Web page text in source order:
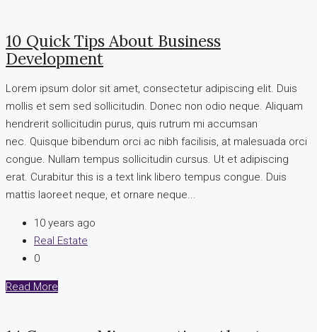
10 Quick Tips About Business
Development
Lorem ipsum dolor sit amet, consectetur adipiscing elit. Duis
mollis et sem sed sollicitudin. Donec non odio neque. Aliquam
hendrerit sollicitudin purus, quis rutrum mi accumsan
nec. Quisque bibendum orci ac nibh facilisis, at malesuada orci
congue. Nullam tempus sollicitudin cursus. Ut et adipiscing
erat. Curabitur this is a text link libero tempus congue. Duis
mattis laoreet neque, et ornare neque...
10 years ago
Real Estate
0
Read More